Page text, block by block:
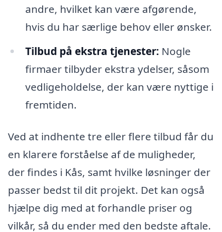
andre, hvilket kan være afgørende,
hvis du har særlige behov eller ønsker.
Tilbud på ekstra tjenester: Nogle
firmaer tilbyder ekstra ydelser, såsom
vedligeholdelse, der kan være nyttige i
fremtiden.
Ved at indhente tre eller flere tilbud får du
en klarere forståelse af de muligheder,
der findes i Kås, samt hvilke løsninger der
passer bedst til dit projekt. Det kan også
hjælpe dig med at forhandle priser og
vilkår, så du ender med den bedste aftale.